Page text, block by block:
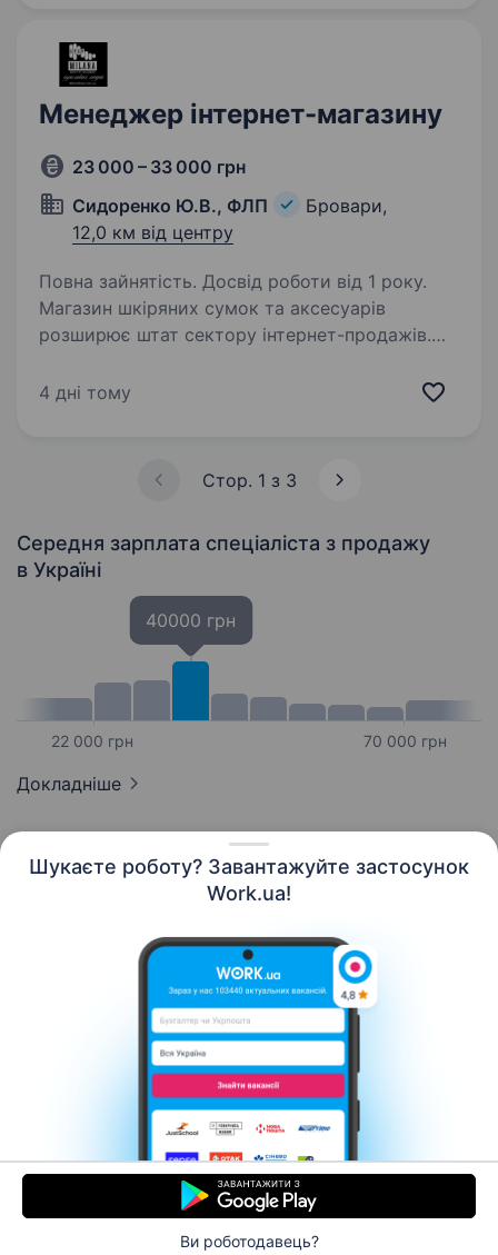
Шукаєте роботу? Завантажуйте застосунок
Work.ua!
Ви роботодавець?
продукту. За…
Менеджер інтернет-магазину
23 000 – 33 000 грн
Сидоренко Ю.В., ФЛП
Бровари,
12,0 км від центру
Повна зайнятість. Досвід роботи від 1 року.
Магазин шкіряних сумок та аксесуарів
розширює штат сектору інтернет-продажів.
команду енергійних, працьовитих. бажаючих
4 дні тому
Стор. 1 з 3
Середня зарплата спеціаліста з продажу
в Україні
22 000 грн
40000 грн
70 000 грн
Докладніше
Контакти Про нас
Кар’єра
Допомога Умови використання